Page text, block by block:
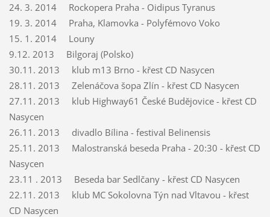
24. 3. 2014Rockopera Praha - Oidipus Tyranus
19. 3. 2014 Praha, Klamovka - Polyfémovo Voko
15. 1. 2014 Louny
9.12. 2013 Bilgoraj (Polsko)
30.11. 2013 klub m13 Brno - křest CD Nasycen
28.11. 2013 Zelenáčova šopa Zlín - křest CD Nasycen
27.11. 2013 klub Highway61 České Budějovice - křest CD
Nasycen
26.11. 2013 divadlo Bílina - festival Belinensis
25.11. 2013 Malostranská beseda Praha - 20:30 - křest CD
Nasycen
23.11 . 2013 Beseda bar Sedlčany - křest CD Nasycen
22.11. 2013 klub MC Sokolovna Týn nad Vltavou - křest
CD Nasycen